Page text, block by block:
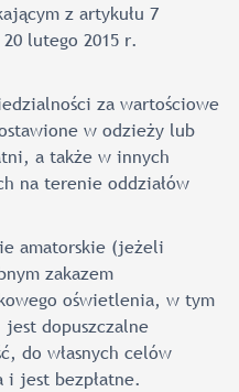
z artykułu 7
lutego 2015 r.
za wartościowe
w odzieży lub
a także w innych
na terenie oddziałów
amatorskie (jeżeli
zakazem
oświetlenia, w tym
dopuszczalne
do własnych celów
i jest bezpłatne.